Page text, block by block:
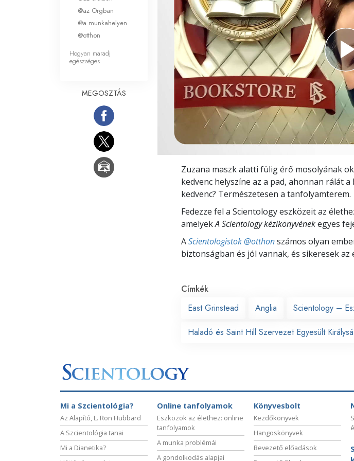
Mi a nagyság?
Zuzana maszk alatti fülig érő mosolyának
kedvenc helyszíne az a pad, ahonnan rálát
kedvenc? Természetesen a tanfolyamterem.
Fedezze fel a Scientology eszközeit az
amelyekA Scientology kézikönyvénekegyes
AScientologistok @otthonszámos olyan
biztonságban és jól vannak, és sikeresek az
Címkék
East Grinstead
Anglia Scientology –
Haladó és Saint Hill Szervezet Egyesült
@az Orgban
@a munkahelyen
@otthon
Hogyan maradj
egészséges
MEGOSZTÁS
Mi a Szcientológia?
Az Alapító, L. Ron Hubbard
A Szcientológia tanai
Mi a Dianetika?
Online tanfolyamok
Eszközök az élethez: online
tanfolyamok
A munka problémái
A gondolkodás alapjai
Könyvesbolt
Kezdőkönyvek
Hangoskönyvek
Bevezető előadások